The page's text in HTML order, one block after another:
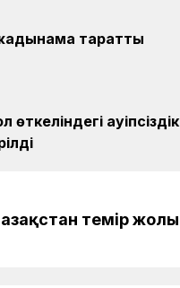
таратты
қауіпсіздік
Қазақстан темір жолы